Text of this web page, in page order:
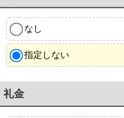
なし
指定しない
礼金